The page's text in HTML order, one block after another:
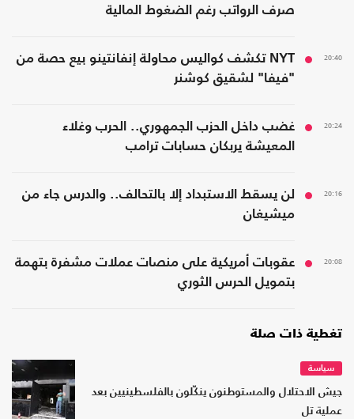
صرف الرواتب رغم الضغوط المالية
20:40
NYT تكشف كواليس محاولة إنفانتينو بيع حصة من
"فيفا" لشقيق كوشنر
20:24
غضب داخل الحزب الجمهوري.. الحرب وغلاء
المعيشة يربكان حسابات ترامب
20:16
لن يسقط الاستبداد إلا بالتحالف.. والدرس جاء من
ميشيغان
20:08
عقوبات أمريكية على منصات عملات مشفرة بتهمة
بتمويل الحرس الثوري
تغطية ذات صلة
سياسة
جيش الاحتلال والمستوطنون ينكّلون بالفلسطينيين بعد
عملية تل